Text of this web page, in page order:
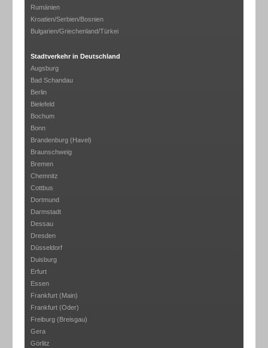
Rumänien
Kroatien/Serbien/Bosnien
Bulgarien/Griechenland/Türkei
Stadtverkehr in Deutschland
Augsburg
Bad Schandau
Berlin
Bielefeld
Bochum
Bonn
Brandenburg (Havel)
Braunschweig
Bremen
Chemnitz
Cottbus
Dortmund
Darmstadt
Dessau
Dresden
Düsseldorf
Duisburg
Erfurt
Essen
Frankfurt (Main)
Frankfurt (Oder)
Freiburg (Breisgau)
Gera
Görlitz